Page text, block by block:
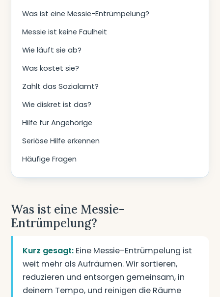
Was ist eine Messie-Entrümpelung?
Messie ist keine Faulheit
Wie läuft sie ab?
Was kostet sie?
Zahlt das Sozialamt?
Wie diskret ist das?
Hilfe für Angehörige
Seriöse Hilfe erkennen
Häufige Fragen
Was ist eine Messie-
Entrümpelung?
Kurz gesagt: Eine Messie-Entrümpelung ist
weit mehr als Aufräumen. Wir sortieren,
reduzieren und entsorgen gemeinsam, in
deinem Tempo, und reinigen die Räume